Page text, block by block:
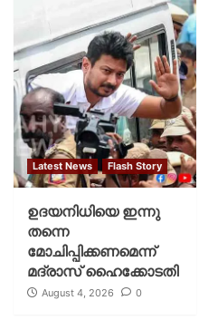
Latest News Flash Story
ഉദയനിധിയെ ഇന്നു
തന്നെ
മോചിപ്പിക്കണമെന്ന്
മദ്രാസ് ഹൈക്കോടതി
August 4, 2026 0